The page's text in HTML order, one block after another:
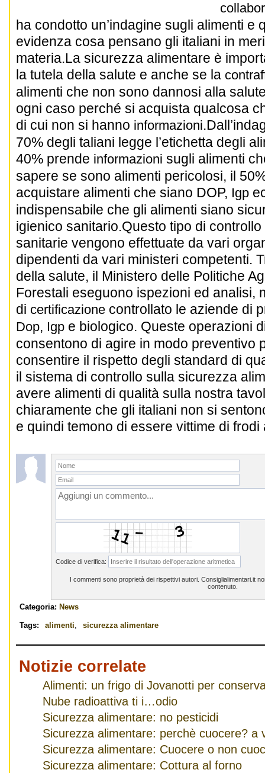
ha condotto un’indagine sugli alimenti e
evidenza cosa pensano gli italiani in
materia.La sicurezza alimentare è
la tutela della salute e anche se la
alimenti che non sono dannosi alla
ogni caso perché si acquista qualcosa
di cui non si hanno informazioni.
70% degli taliani legge l’etichetta degli
40% prende informazioni sugli alimenti
sapere se sono alimenti pericolosi, il
acquistare alimenti che siano DOP, Igp
indispensabile che gli alimenti siano
igienico sanitario.Questo tipo di
sanitarie vengono effettuate da vari
dipendenti da vari ministeri competenti.
della salute, il Ministero delle Politiche
Forestali eseguono ispezioni ed analisi,
di certificazione controllato le aziende di
Dop, Igp e biologico. Queste operazioni
consentono di agire in modo preventivo
consentire il rispetto degli standard di
il sistema di controllo sulla sicurezza
avere alimenti di qualità sulla nostra
chiaramente che gli italiani non si
e quindi temono di essere vittime di
Codice di verifica:
I commenti sono proprietà dei rispettivi autori. Consiglialimentari.it
contenuto.
Categoria: News
Tags: alimenti, sicurezza alimentare
Notizie correlate
Alimenti: un frigo di Jovanotti per
Nube radioattiva ti i…odio
Sicurezza alimentare: no pesticidi
Sicurezza alimentare: perchè cuocere? a
Sicurezza alimentare: Cuocere o non
Sicurezza alimentare: Cottura al forno